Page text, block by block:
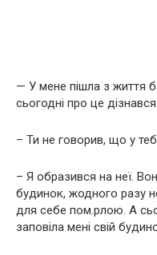
— У мене пішла з життя
сьогодні про це дізнався.
– Ти не говорив, що у
– Я образився на неї.
будинок, жодного разу
для себе пом.рлою. А
заповіла мені свій